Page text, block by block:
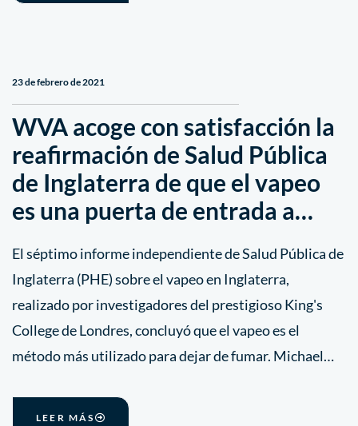
23 de febrero de 2021
WVA acoge con satisfacción la
reafirmación de Salud Pública
de Inglaterra de que el vapeo
es una puerta de entrada a…
El séptimo informe independiente de Salud Pública de
Inglaterra (PHE) sobre el vapeo en Inglaterra,
realizado por investigadores del prestigioso King's
College de Londres, concluyó que el vapeo es el
método más utilizado para dejar de fumar. Michael…
LEER MÁS